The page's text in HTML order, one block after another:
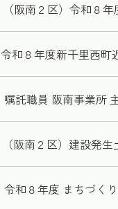
（阪南２区）令和８
令和８年度新千里西町
嘱託職員 阪南事業所
（阪南２区）建設発
令和８年度 まちづく